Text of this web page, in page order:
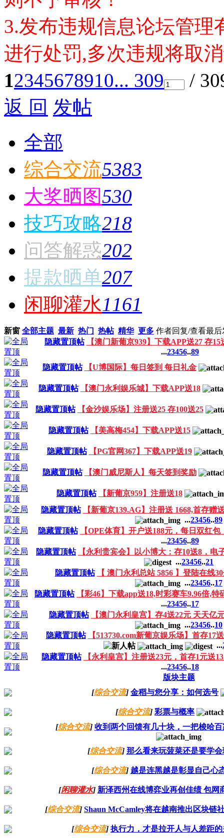
3.发布违规信息论坛管
进行处罚,多次违规将取
12345678910... 309
/
返 回 发帖
全部
综合交流5383
大奖晒图530
技巧攻略218
问答解惑202
提款晒单207
闲聊灌水1161
新窗 全部主题 最新 热门 热帖 精华 更多 作者回复/查看最后
隐藏置顶帖
【澳门新葡京939】下载APP送27 存15
...23456..89
隐藏置顶帖
【U博国际】每日签到 每日礼金
隐藏置顶帖 【澳门永利娱乐城】下载APP送18
隐藏置顶帖 【金沙娱乐场】注册送25 存100送25
隐藏置顶帖 【美高梅454】下载APP送15
隐藏置顶帖 【PG官网367】下载APP送19
隐藏置顶帖 【澳门威尼斯人】每天签到奖励
隐藏置顶帖
【新葡京959】注册送18
隐藏置顶帖
【新葡京139.AG】注册送 1668,首存赠
...23456..89
隐藏置顶帖
【OPE体育】开户送188元，每日双红包
...23456..89
隐藏置顶帖
【永利贵宾会】以小博大：存10送8，电
...23456..21
隐藏置顶帖
【 澳门永利总站 5856 】登陆在线
...23456..17
隐藏置顶帖
【彩46】下载app送18,时彩赛车9.96倍,特
...23456..17
隐藏置顶帖
【澳门永利皇宫】存4送22元 天天亿
...23456..10
隐藏置顶帖
【513730.com新葡京娱乐场】首存17
...
隐藏置顶帖
【永利皇宫】注册送23元，首存1元送
...23456..18
版块主题
[综合交流] 金稻与您分享：如何选号
[综合交流] 彩票与概率
[综合交流] 收到两个回馈有几十块，一把梭哈
[综合交流] 那么看来玩菠菜还是要学
[综合交流] 越是连黑越是彰显自己心
[闲聊灌水] 新泽西州在线博弈业再创佳绩 包网
[综合交流] Shaun McCamley将在越南推出区块链
[综合交流] 执行力，才是拉开人与人差距